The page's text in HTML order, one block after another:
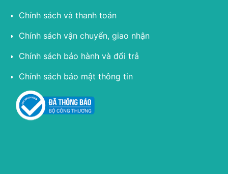
Chính sách và thanh toán
Chính sách vận chuyển, giao nhận
Chính sách bảo hành và đổi trả
Chính sách bảo mật thông tin